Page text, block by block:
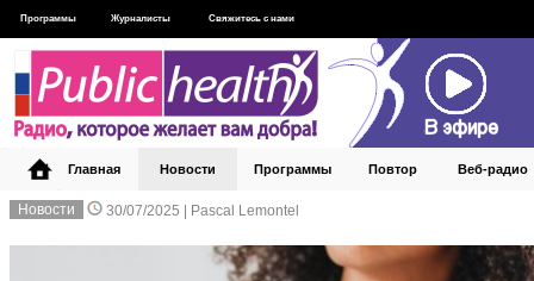
Новости 30/07/2025 | Pascal Lemontel
Программы Журналисты Свяжитесь с нами
Главная Новости Программы Повтор Веб‑радио